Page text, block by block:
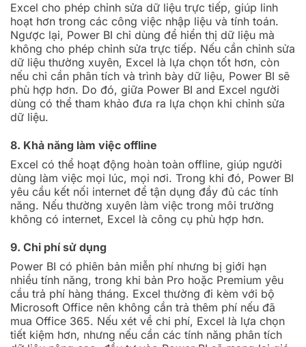
Excel cho phép chỉnh sửa dữ liệu trực tiếp, giúp linh
hoạt hơn trong các công việc nhập liệu và tính toán.
Ngược lại, Power BI chỉ dùng để hiển thị dữ liệu mà
không cho phép chỉnh sửa trực tiếp. Nếu cần chỉnh sửa
dữ liệu thường xuyên, Excel là lựa chọn tốt hơn, còn
nếu chỉ cần phân tích và trình bày dữ liệu, Power BI sẽ
phù hợp hơn. Do đó, giữa Power BI and Excel người
dùng có thể tham khảo đưa ra lựa chọn khi chỉnh sửa
dữ liệu.
8. Khả năng làm việc offline
Excel có thể hoạt động hoàn toàn offline, giúp người
dùng làm việc mọi lúc, mọi nơi. Trong khi đó, Power BI
yêu cầu kết nối internet để tận dụng đầy đủ các tính
năng. Nếu thường xuyên làm việc trong môi trường
không có internet, Excel là công cụ phù hợp hơn.
9. Chi phí sử dụng
Power BI có phiên bản miễn phí nhưng bị giới hạn
nhiều tính năng, trong khi bản Pro hoặc Premium yêu
cầu trả phí hàng tháng. Excel thường đi kèm với bộ
Microsoft Office nên không cần trả thêm phí nếu đã
mua Office 365. Nếu xét về chi phí, Excel là lựa chọn
tiết kiệm hơn, nhưng nếu cần các tính năng phân tích